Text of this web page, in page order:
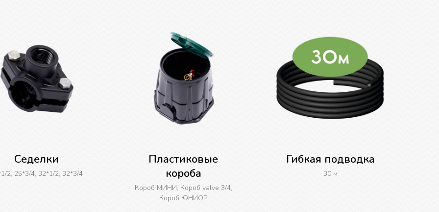
Седелки
2, 25*3/4, 32*1/2, 32*3/4
Пластиковые
короба
Короб МИНИ, Короб valve 3/4,
Короб ЮНИОР
Гибкая подводка
30 м